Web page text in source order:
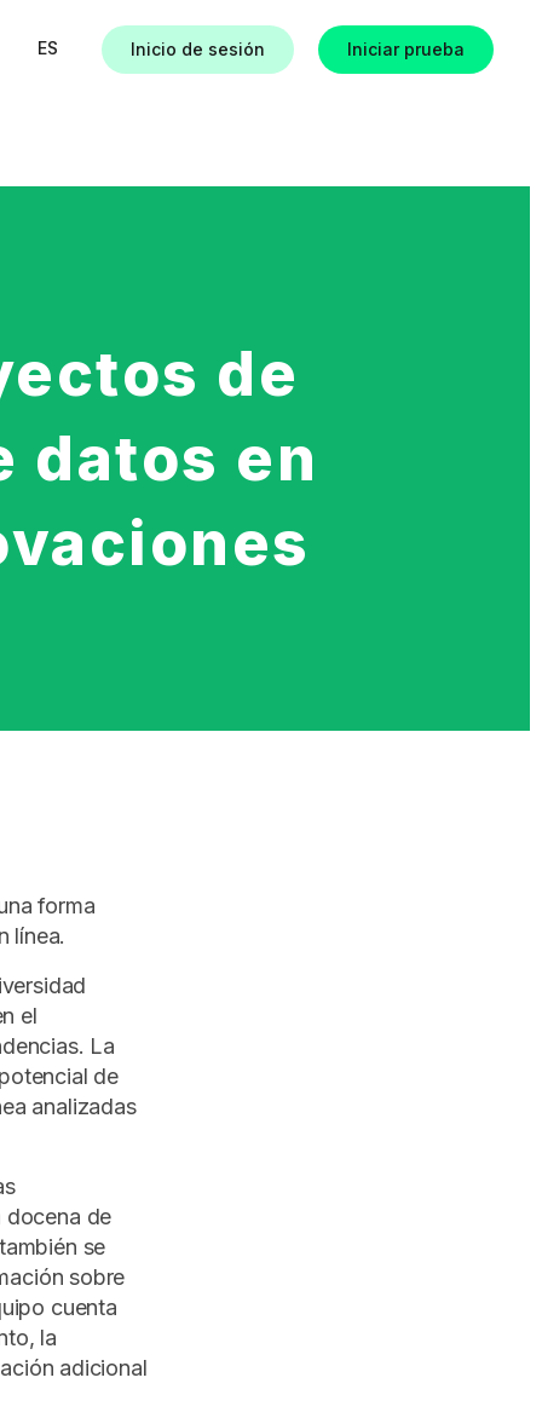
ES Inicio de sesión Iniciar prueba
de
datos en
forma
línea.
el
La
de
analizadas
docena de
se
sobre
cuenta
la
adicional